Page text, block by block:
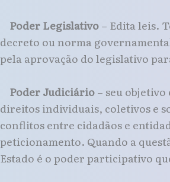
Poder Legislativo– Edita leis.
decreto ou norma
pela aprovação do legislativo
Poder Judiciário– seu
direitos individuais, coletivos e
conflitos entre cidadãos e
peticionamento. Quando a
Estado é o poder participativo